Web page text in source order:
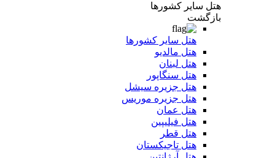
هتل سایر کشورها
بازگشت
هتل سایر کشورها
هتل مالدیو
هتل لبنان
هتل سنگاپور
هتل جزیره سیشل
هتل جزیره موریس
هتل عمان
هتل فیلیپین
هتل قطر
هتل تاجیکستان